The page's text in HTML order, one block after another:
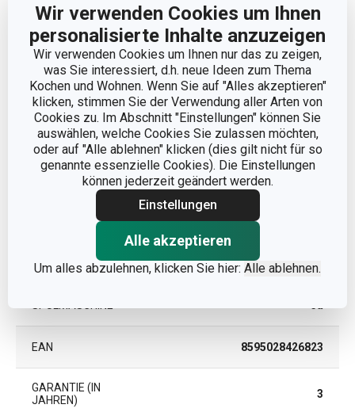
Wir verwenden Cookies um Ihnen
personalisierte Inhalte anzuzeigen
Wir verwenden Cookies um Ihnen nur das zu zeigen,
was Sie interessiert, d.h. neue Ideen zum Thema
Kochen und Wohnen. Wenn Sie auf "Alles akzeptieren"
klicken, stimmen Sie der Verwendung aller Arten von
Cookies zu. Im Abschnitt "Einstellungen" können Sie
auswählen, welche Cookies Sie zulassen möchten,
oder auf "Alle ablehnen" klicken (dies gilt nicht für so
genannte essenzielle Cookies). Die Einstellungen
können jederzeit geändert werden.
Einstellungen
Alle akzeptieren
Um alles abzulehnen, klicken Sie hier: Alle ablehnen.
PRODUKTLÄNGE (CM) 41
Andere Parameter
FÜR DEN OFEN
GEEIGNET
Ja
KATEGORIE Backblech
Antihaftbeschichtung
PRODUKTLINIE DELÍCIA
EAN 8595028426823
GARANTIE (IN
JAHREN)
3